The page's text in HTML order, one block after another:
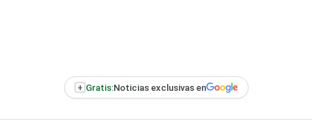
+ Gratis:Noticias exclusivas en